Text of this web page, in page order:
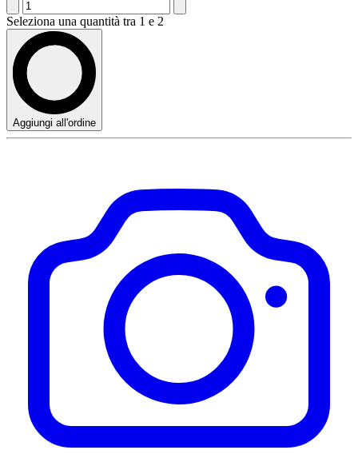
Seleziona una quantità tra 1 e 2
Aggiungi all'ordine